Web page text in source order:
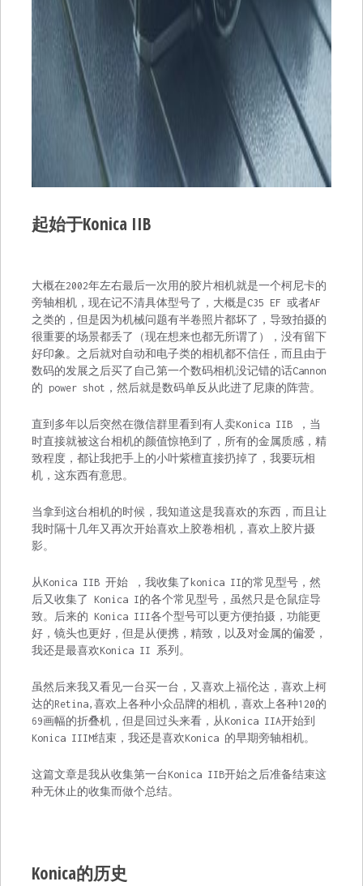
起始于Konica IIB
大概在2002年左右最后一次用的胶片相机就是一个柯尼卡的
旁轴相机，现在记不清具体型号了，大概是C35 EF 或者AF
之类的，但是因为机械问题有半卷照片都坏了，导致拍摄的
很重要的场景都丢了（现在想来也都无所谓了），没有留下
好印象。之后就对自动和电子类的相机都不信任，而且由于
数码的发展之后买了自己第一个数码相机没记错的话Cannon
的 power shot，然后就是数码单反从此进了尼康的阵营。
直到多年以后突然在微信群里看到有人卖Konica IIB ，当
时直接就被这台相机的颜值惊艳到了，所有的金属质感，精
致程度，都让我把手上的小叶紫檀直接扔掉了，我要玩相
机，这东西有意思。
当拿到这台相机的时候，我知道这是我喜欢的东西，而且让
我时隔十几年又再次开始喜欢上胶卷相机，喜欢上胶片摄
影。
从Konica IIB 开始 ，我收集了konica II的常见型号，然
后又收集了 Konica I的各个常见型号，虽然只是仓鼠症导
致。后来的 Konica III各个型号可以更方便拍摄，功能更
好，镜头也更好，但是从便携，精致，以及对金属的偏爱，
我还是最喜欢Konica II 系列。
虽然后来我又看见一台买一台，又喜欢上福伦达，喜欢上柯
达的Retina,喜欢上各种小众品牌的相机，喜欢上各种120的
69画幅的折叠机，但是回过头来看，从Konica IIA开始到
Konica IIIM结束，我还是喜欢Konica 的早期旁轴相机。
这篇文章是我从收集第一台Konica IIB开始之后准备结束这
种无休止的收集而做个总结。
Konica的历史